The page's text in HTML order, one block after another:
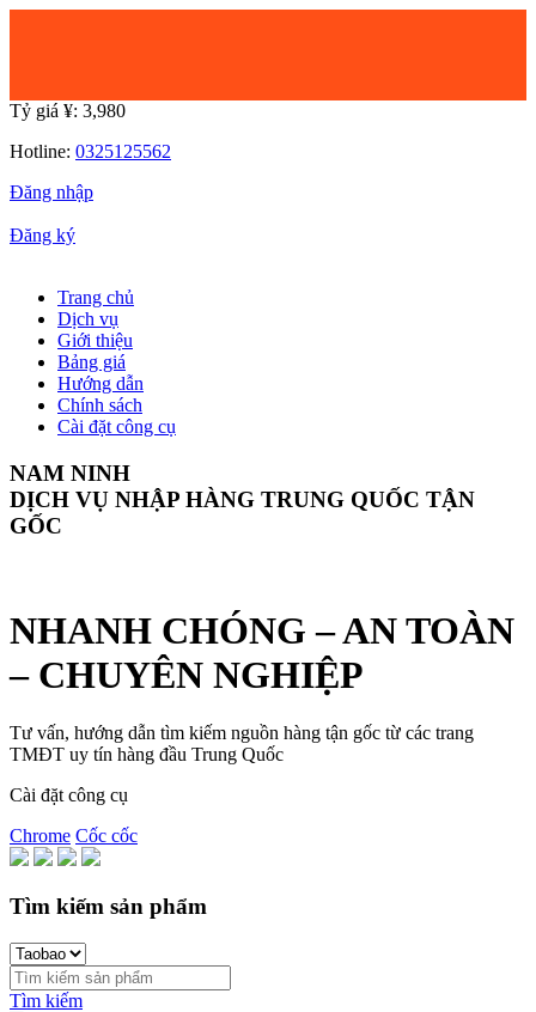
Tỷ giá ¥: 3,980
Hotline: 0325125562
Đăng nhập
Đăng ký
Trang chủ
Dịch vụ
Giới thiệu
Bảng giá
Hướng dẫn
Chính sách
Cài đặt công cụ
NAM NINH
DỊCH VỤ NHẬP HÀNG TRUNG QUỐC TẬN
GỐC
NHANH CHÓNG – AN TOÀN
– CHUYÊN NGHIỆP
Tư vấn, hướng dẫn tìm kiếm nguồn hàng tận gốc từ các trang
TMĐT uy tín hàng đầu Trung Quốc
Cài đặt công cụ
Chrome Cốc cốc
Tìm kiếm sản phẩm
Tìm kiếm